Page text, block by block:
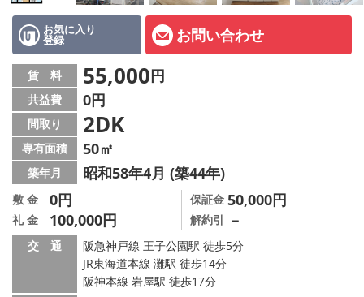
お気に入り
登録 お問い合わせ
賃 料 55,000円
共益費 0円
間取り 2DK
専有面積 50㎡
築年月 昭和58年4月 (築44年)
敷 金 0円
礼 金 100,000円
保証金 50,000円
解約引 －
交 通
阪急神戸線 王子公園駅 徒歩5分
JR東海道本線 灘駅 徒歩14分
阪神本線 岩屋駅 徒歩17分